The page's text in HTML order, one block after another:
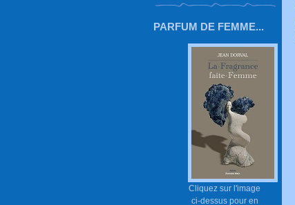
PARFUM DE FEMME...
Cliquez sur l'image
ci-dessus pour en